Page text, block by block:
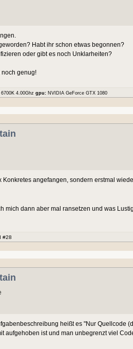
Habt ihr schon etwas begonnen?
oder gibt es noch Unklarheiten?
noch genug!
4.00Ghz gpu: NVIDIA GeForce GTX 1080
Konkretes angefangen, sondern erstmal
mich dann aber mal ransetzen und was
#28
heißt es "Nur Quellcode
aufgehoben ist und man unbegrenzt viel